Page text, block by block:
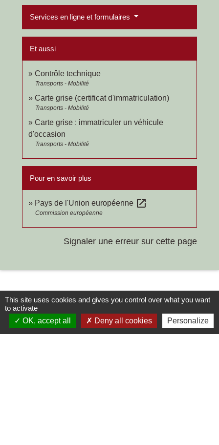
Services en ligne et formulaires
Et aussi
Contrôle technique
Transports - Mobilité
Carte grise (certificat d'immatriculation)
Transports - Mobilité
Carte grise : immatriculer un véhicule
d'occasion
Transports - Mobilité
Pour en savoir plus
Pays de l'Union européenne open_in_new
Commission européenne
Signaler une erreur sur cette page
Contacts
This site uses cookies and gives you control over what you want
to activate
OK, accept all
Deny all cookies Personalize